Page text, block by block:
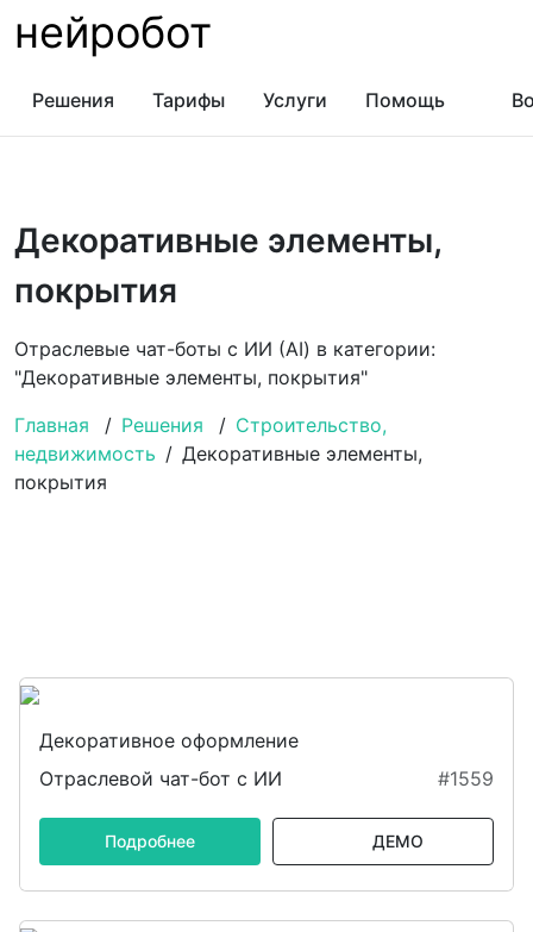
нейробот
Решения Тарифы Услуги Помощь
Декоративные элементы,
покрытия
Отраслевые чат-боты с ИИ (AI) в категории:
"Декоративные элементы, покрытия"
Главная
/ Решения / Строительство,
недвижимость / Декоративные элементы,
покрытия
Декоративное оформление
Отраслевой чат-бот с ИИ
#1559
Подробнее ДЕМО